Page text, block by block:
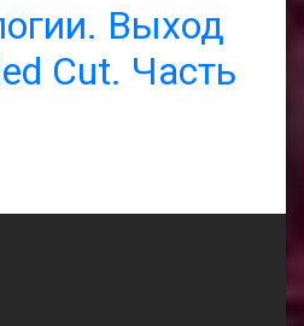
Выход
Cut. Часть